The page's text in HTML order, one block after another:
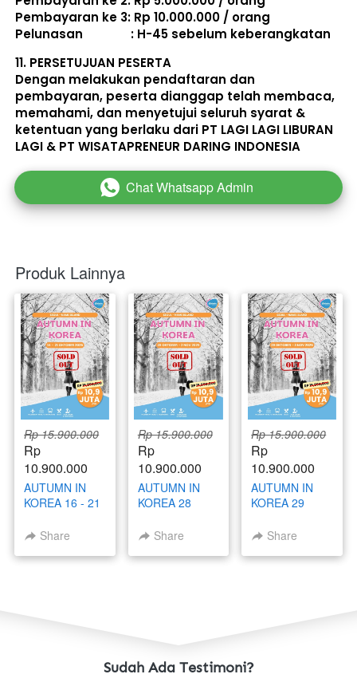
Pembayaran ke 3: Rp 10.000.000 / orang
Pelunasan               : H-45 sebelum keberangkatan
11. PERSETUJUAN PESERTA
Dengan melakukan pendaftaran dan
pembayaran, peserta dianggap telah membaca,
memahami, dan menyetujui seluruh syarat &
ketentuan yang berlaku dari PT LAGI LAGI LIBURAN
LAGI & PT WISATAPRENEUR DARING INDONESIA
` Chat Whatsapp Admin
Produk Lainnya
Rp 15.900.000
Rp
10.900.000
AUTUMN IN
KOREA 16 - 21
2025Share
Rp 15.900.000
Rp
10.900.000
AUTUMN IN
KOREA 28
NOVEMBER
Share
Rp 15.900.000
Rp
10.900.000
AUTUMN IN
KOREA 29
NOVEMBER
Share
Sudah Ada Testimoni?